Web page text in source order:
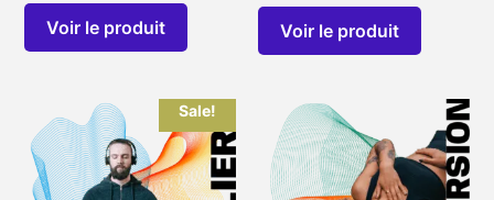
Voir le produit Voir le produit
Sale!